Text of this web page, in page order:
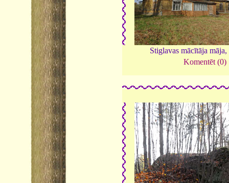
Stiglavas mācītāja māja,
Komentēt (0)